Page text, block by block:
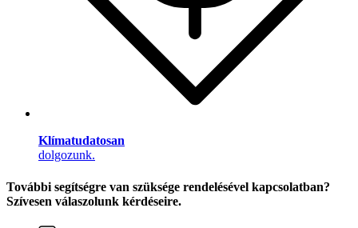
Klímatudatosan
dolgozunk.
További segítségre van szüksége rendelésével kapcsolatban?
Szívesen válaszolunk kérdéseire.